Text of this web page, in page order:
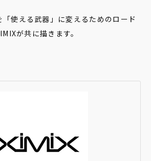
使える武器」に変えるためのロード
が共に描きます。